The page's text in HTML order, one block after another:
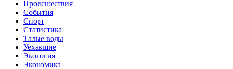
Происшествия
События
Спорт
Статистика
Талые воды
Уехавшие
Экология
Экономика